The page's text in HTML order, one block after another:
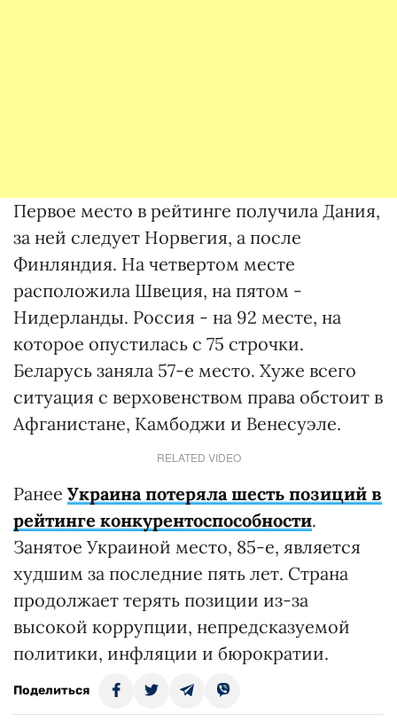
Первое место в рейтинге получила Дания,
за ней следует Норвегия, а после
Финляндия. На четвертом месте
расположила Швеция, на пятом -
Нидерланды. Россия - на 92 месте, на
которое опустилась с 75 строчки.
Беларусь заняла 57-е место. Хуже всего
ситуация с верховенством права обстоит в
Афганистане, Камбоджи и Венесуэле.
RELATED VIDEO
Ранее Украина потеряла шесть позиций в
рейтинге конкурентоспособности.
Занятое Украиной место, 85-е, является
худшим за последние пять лет. Страна
продолжает терять позиции из-за
высокой коррупции, непредсказуемой
политики, инфляции и бюрократии.
Поделиться